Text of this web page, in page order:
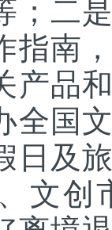
；二
指南
产品
全国
日及
文创